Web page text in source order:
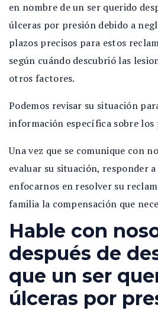
en nombre de un ser querido
úlceras por presión debido a
plazos precisos para estos
según cuándo descubrió las
otros factores.
Podemos revisar su situación
información específica sobre los
Una vez que se comunique con
evaluar su situación, responder
enfocarnos en resolver su
familia la compensación que
Hable con
después de
que un ser
úlceras por